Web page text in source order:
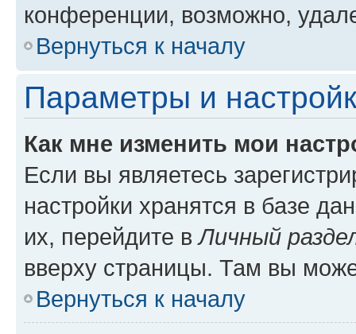
конференции, возможно,
Вернуться к началу
Параметры и
Как мне изменить мои
Если вы являетесь
настройки хранятся в базе
их, перейдите вЛичный
вверху страницы. Там вы
Вернуться к началу